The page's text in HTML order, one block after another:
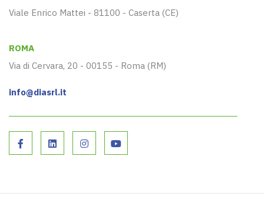
Viale Enrico Mattei - 81100 - Caserta (CE)
ROMA
Via di Cervara, 20 - 00155 - Roma (RM)
info@diasrl.it